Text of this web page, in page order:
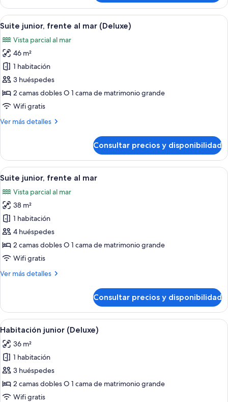
junior
(Deluxe)
Abrir
todas
las
fotos
de
Suite
junior,
frente
mar
Una cama con dosel, un televisor,
6
Suite junior, frente al mar (Deluxe)
Vista parcial al mar
46 m²
1 habitación
3 huéspedes
2 camas dobles O 1 cama de matrimonio grande
Wifi gratis
Ver más detalles
Más
junior,
frente
al
(Deluxe)
Consultar precios y disponibilidad
Abrir
todas
las
fotos
de
Suite
junior,
frente
mar
Caja fuerte, escritorio, espacio para
7
Suite junior, frente al mar
Vista parcial al mar
38 m²
1 habitación
4 huéspedes
2 camas dobles O 1 cama de matrimonio grande
Wifi gratis
Ver más detalles
Más
junior,
frente
al
Consultar precios y disponibilidad
Abrir
todas
las
fotos
de
Habitación
junior
Una cama con dosel con televisor,
6
Habitación junior (Deluxe)
36 m²
1 habitación
3 huéspedes
2 camas dobles O 1 cama de matrimonio grande
Wifi gratis